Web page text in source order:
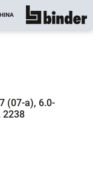
显示所有
(07-a), 6.0-
2238